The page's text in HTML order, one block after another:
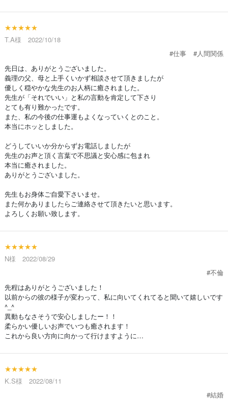
★★★★★
T.A様 2022/10/18
#仕事
#人間関係
先日は、ありがとうございました。
義理の父、母と上手くいかず相談させて頂きましたが
優しく穏やかな先生のお人柄に癒されました。
先生が「それでいい」と私の言動を肯定して下さり
とても有り難かったです。
また、私の今後の仕事運もよくなっていくとのこと。
本当にホッとしました。
どうしていいか分からずお電話しましたが
先生のお声と頂く言葉で不思議と安心感に包まれ
本当に癒されました。
ありがとうございました。
先生もお身体ご自愛下さいませ。
また何かありましたらご連絡させて頂きたいと思います。
よろしくお願い致します。
★★★★★
N様 2022/08/29
#不倫
先程はありがとうございました！
以前からの彼の様子が変わって、私に向いてくれてると聞いて嬉しいです
^_^
異動もなさそうで安心しましたー！！
柔らかい優しいお声でいつも癒されます！
これから良い方向に向かって行けますように…
★★★★★
K.S様 2022/08/11
#結婚